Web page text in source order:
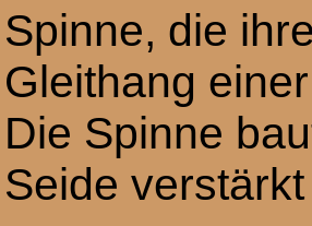
Spinne, die
Gleithang
Die Spinne
Seide